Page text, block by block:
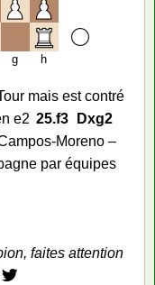
g h
mais est contré
e2 25.f3
Dxg2
Moreno –
par équipes
faites attention